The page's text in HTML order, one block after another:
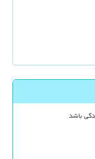
باشد